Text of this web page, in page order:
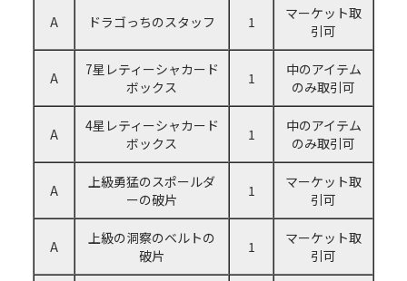
A ドラゴっちのスタッフ 1
マーケット取
引可
A
7星レティーシャカード
ボックス
1
中のアイテム
のみ取引可
A
4星レティーシャカード
ボックス
1
中のアイテム
のみ取引可
A
上級勇猛のスポールダ
ーの破片
1
マーケット取
引可
A
上級の洞察のベルトの
破片
1
マーケット取
引可